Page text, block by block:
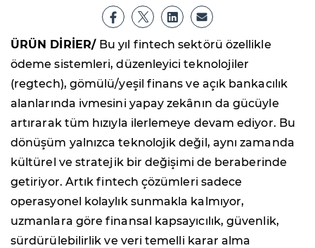
ÜRÜN DİRİER/ Bu yıl fintech sektörü özellikle
ödeme sistemleri, düzenleyici teknolojiler
(regtech), gömülü/yeşil finans ve açık bankacılık
alanlarında ivmesini yapay zekânın da gücüyle
artırarak tüm hızıyla ilerlemeye devam ediyor. Bu
dönüşüm yalnızca teknolojik değil, aynı zamanda
kültürel ve stratejik bir değişimi de beraberinde
getiriyor. Artık fintech çözümleri sadece
operasyonel kolaylık sunmakla kalmıyor,
uzmanlara göre finansal kapsayıcılık, güvenlik,
sürdürülebilirlik ve veri temelli karar alma